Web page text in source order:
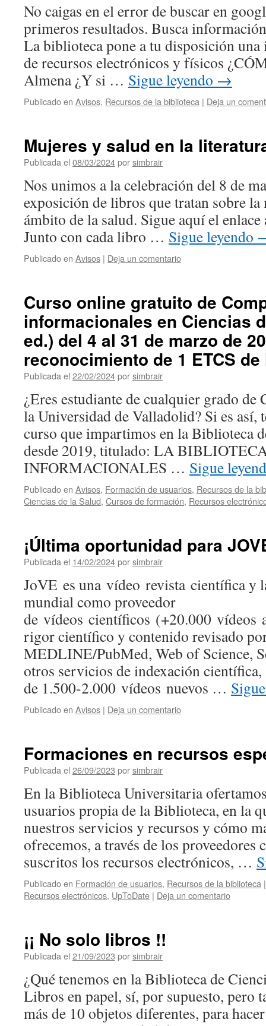
No caigas en el error de buscar en
primeros resultados. Busca
La biblioteca pone a tu disposición
de recursos electrónicos y físicos
Almena ¿Y si … Sigue leyendo →
Publicado en Avisos, Recursos de la biblioteca | Deja un
Mujeres y salud en la
Publicada el 08/03/2024porsimbrair
Nos unimos a la celebración del 8 de
exposición de libros que tratan sobre
ámbito de la salud. Sigue aquí el
Junto con cada libro … Sigue leyendo
Publicado en Avisos | Deja un comentario
Curso online gratuito de
informacionales en Ciencias
ed.) del 4 al 31 de marzo de
reconocimiento de 1 ETCS de
Publicada el 22/02/2024porsimbrair
¿Eres estudiante de cualquier grado de
la Universidad de Valladolid? Si es así,
curso que impartimos en la Biblioteca
desde 2019, titulado: LA
INFORMACIONALES … Sigue
Publicado en Avisos, Formación de usuarios, Recursos de la
Ciencias de la Salud, Cursos de formación, Recursos
¡Última oportunidad para
Publicada el 14/02/2024porsimbrair
JoVE es una vídeo revista científica y
mundial como proveedor
de vídeos científicos (+20.000 vídeos
rigor científico y contenido revisado
MEDLINE/PubMed, Web of Science,
otros servicios de indexación
de 1.500-2.000 vídeos nuevos …
Publicado en Avisos | Deja un comentario
Formaciones en recursos
Publicada el 26/09/2023 porsimbrair
En la Biblioteca Universitaria
usuarios propia de la Biblioteca, en la
nuestros servicios y recursos y cómo
ofrecemos, a través de los proveedores
suscritos los recursos electrónicos, …
Publicado en Formación de usuarios, Recursos de la biblioteca |
Recursos electrónicos, UpToDate | Deja un comentario
¡¡ No solo libros !!
Publicada el 21/09/2023 porsimbrair
¿Qué tenemos en la Biblioteca de
Libros en papel, sí, por supuesto, pero
más de 10 objetos diferentes, para